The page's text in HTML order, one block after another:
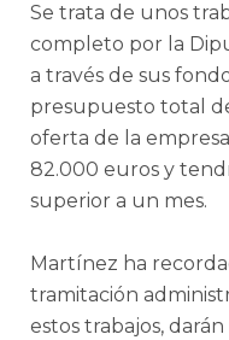
Se trata de unos
completo por la
a través de sus
presupuesto total
oferta de la
82.000 euros y
superior a un mes.
Martínez ha
tramitación
estos trabajos,